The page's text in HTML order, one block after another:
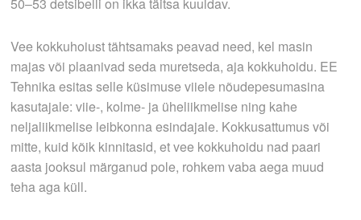
Vee kokkuhoiust tähtsamaks peavad need, kel masin
majas või plaanivad seda muretseda, aja kokku­hoidu. EE
Tehnika esitas selle küsimuse viiele nõudepesumasina
kasutajale: viie-, kolme- ja üheliikmelise ning kahe
neljaliikmelise leibkonna esindajale. Kokkusattumus või
mitte, kuid kõik kinnitasid, et vee kokkuhoidu nad paari
aasta jooksul märganud pole, rohkem vaba aega muud
teha aga küll.